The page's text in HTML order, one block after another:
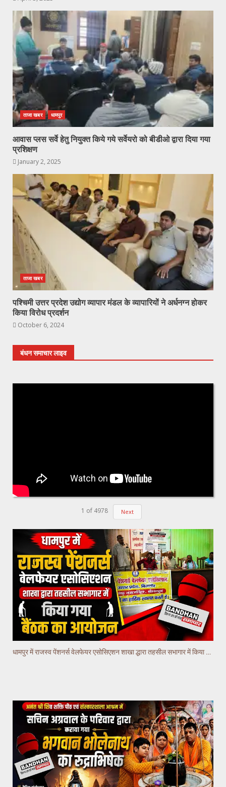
ताजा खबर धामपुर
आवास प्लस सर्वे हेतु नियुक्त किये गये सर्वेयरो को बीडीओ द्वारा दिया गया
प्रशिक्षण
January 2, 2025
ताजा खबर
पश्चिमी उत्तर प्रदेश उद्योग व्यापार मंडल के व्यापारियों ने अर्धनग्न होकर
किया विरोध प्रदर्शन
October 6, 2024
बंधन समाचार लाइव
1 of 4978 Next
धामपुर में राजस्व पेंशनर्स वेलफेयर एसोसिएशन शाखा द्धारा तहसील सभागार में किया गया वैठक का आयोजन